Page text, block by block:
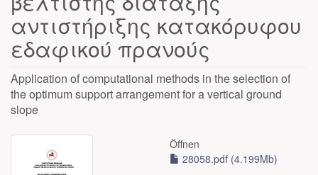
αντιστήριξης κατακόρυφου
εδαφικού πρανούς
Application of computational methods in the selection of
the optimum support arrangement for a vertical ground
slope
Öffnen
28058.pdf (4.199Mb)